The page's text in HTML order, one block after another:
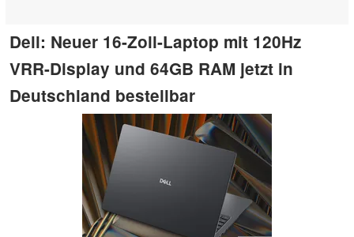
Dell: Neuer 16-Zoll-Laptop mit 120Hz
VRR-Display und 64GB RAM jetzt in
Deutschland bestellbar